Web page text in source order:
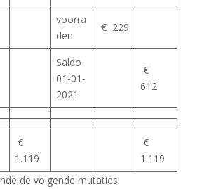
voorra
den
€ 229
Saldo
01-01-
2021
€
612
€
1.119
€
1.119
de volgende mutaties: